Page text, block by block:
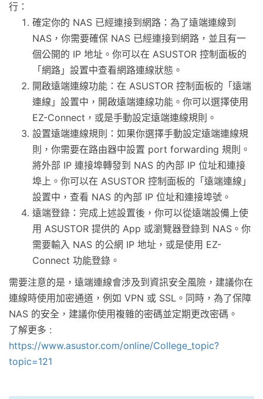
行：
確定你的 NAS 已經連接到網路：為了遠端連線到
NAS，你需要確保 NAS 已經連接到網路，並且有一
個公開的 IP 地址。你可以在 ASUSTOR 控制面板的
「網路」設置中查看網路連線狀態。
開啟遠端連線功能：在 ASUSTOR 控制面板的「遠端
連線」設置中，開啟遠端連線功能。你可以選擇使用
EZ-Connect，或是手動設定遠端連線規則。
設置遠端連線規則：如果你選擇手動設定遠端連線規
則，你需要在路由器中設置 port forwarding 規則。
將外部 IP 連接埠轉發到 NAS 的內部 IP 位址和連接
埠上。你可以在 ASUSTOR 控制面板的「遠端連線」
設置中，查看 NAS 的內部 IP 位址和連接埠號。
遠端登錄：完成上述設置後，你可以從遠端設備上使
用 ASUSTOR 提供的 App 或瀏覽器登錄到 NAS。你
需要輸入 NAS 的公網 IP 地址，或是使用 EZ-
Connect 功能登錄。
需要注意的是，遠端連線會涉及到資訊安全風險，建議你在
連線時使用加密通道，例如 VPN 或 SSL。同時，為了保障
NAS 的安全，建議你使用複雜的密碼並定期更改密碼。
了解更多 :
https://www.asustor.com/online/College_topic?
topic=121